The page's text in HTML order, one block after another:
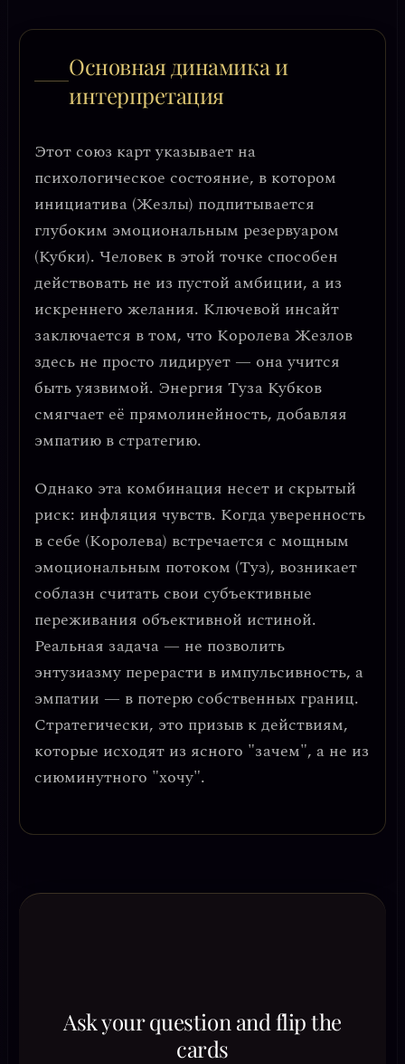
Основная динамика и
интерпретация
Этот союз карт указывает на
психологическое состояние, в котором
инициатива (Жезлы) подпитывается
глубоким эмоциональным резервуаром
(Кубки). Человек в этой точке способен
действовать не из пустой амбиции, а из
искреннего желания. Ключевой инсайт
заключается в том, что Королева Жезлов
здесь не просто лидирует — она учится
быть уязвимой. Энергия Туза Кубков
смягчает её прямолинейность, добавляя
эмпатию в стратегию.
Однако эта комбинация несет и скрытый
риск: инфляция чувств. Когда уверенность
в себе (Королева) встречается с мощным
эмоциональным потоком (Туз), возникает
соблазн считать свои субъективные
переживания объективной истиной.
Реальная задача — не позволить
энтузиазму перерасти в импульсивность, а
эмпатии — в потерю собственных границ.
Стратегически, это призыв к действиям,
которые исходят из ясного "зачем", а не из
сиюминутного "хочу".
Ask your question and flip the
cards